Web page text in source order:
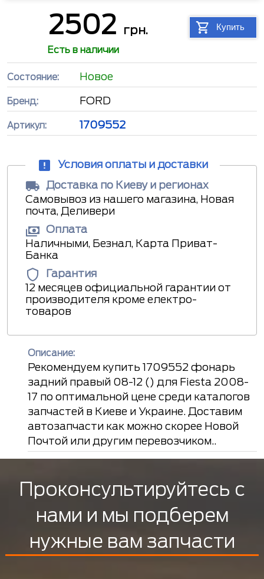
2502 грн. Купить
Есть в наличии
Состояние: Новое
Бренд: FORD
Артикул: 1709552
Условия оплаты и доставки
Доставка по Киеву и регионах
Самовывоз из нашего магазина, Новая
почта, Деливери
Оплата
Наличными, Безнал, Карта Приват-
Банка
Гарантия
12 месяцев официальной гарантии от
производителя кроме електро-
товаров
Описание:
Рекомендуем купить 1709552 фонарь
задний правый 08-12 () для Fiesta 2008-
17 по оптимальной цене среди каталогов
запчастей в Киеве и Украине. Доставим
автозапчасти как можно скорее Новой
Почтой или другим перевозчиком..
Проконсультируйтесь с
нами и мы подберем
нужные вам запчасти